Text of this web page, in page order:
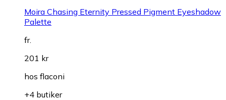
Moira Chasing Eternity Pressed Pigment Eyeshadow
Palette
fr.
201 kr
hos flaconi
+4 butiker